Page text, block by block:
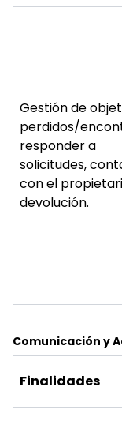
Gestión de
perdidos/
responder a
solicitudes,
con el
devolución.
Comunicación y
Finalidades